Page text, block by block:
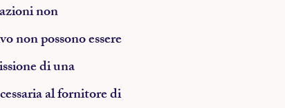
non
non possono essere
di una
al fornitore di